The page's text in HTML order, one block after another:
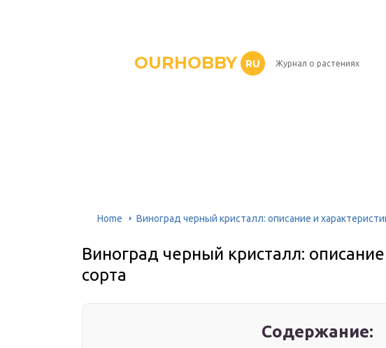
OURHOBBY RU Журнал о растениях
Home Виноград черный кристалл: описание и
Виноград черный кристалл:
сорта
Содержание: